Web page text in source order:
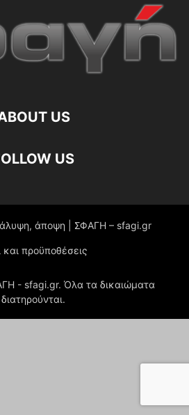
US
US
άποψη | ΣΦΑΓΗ – sfagi.gr
και προϋποθέσεις
- sfagi.gr. Όλα τα δικαιώματα
διατηρούνται.